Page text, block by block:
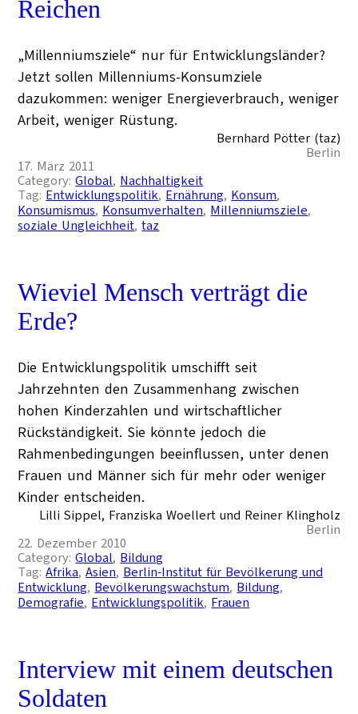
Reichen
„Millenniumsziele“ nur für Entwicklungsländer?
Jetzt sollen Millenniums-Konsumziele
dazukommen: weniger Energieverbrauch, weniger
Arbeit, weniger Rüstung.
Bernhard Pötter (taz)
Berlin
17. März 2011
Category:Global, Nachhaltigkeit
Tag: Entwicklungspolitik, Ernährung, Konsum
Konsumismus, Konsumverhalten, Millenniumsziele
soziale Ungleichheit, taz
Wieviel Mensch verträgt die
Erde?
Die Entwicklungspolitik umschifft seit
Jahrzehnten den Zusammenhang zwischen
hohen Kinderzahlen und wirtschaftlicher
Rückständigkeit. Sie könnte jedoch die
Rahmenbedingungen beeinflussen, unter denen
Frauen und Männer sich für mehr oder weniger
Kinder entscheiden.
Lilli Sippel, Franziska Woellert und Reiner Klingholz
Berlin
22. Dezember 2010
Category:Global, Bildung
Tag:Afrika, Asien, Berlin-Institut für Bevölkerung und
Entwicklung, Bevölkerungswachstum, Bildung
Demografie, Entwicklungspolitik, Frauen
Interview mit einem deutschen
Soldaten